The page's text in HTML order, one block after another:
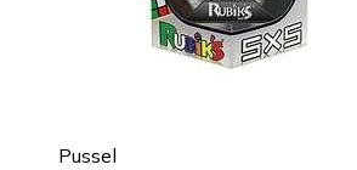
Pussel